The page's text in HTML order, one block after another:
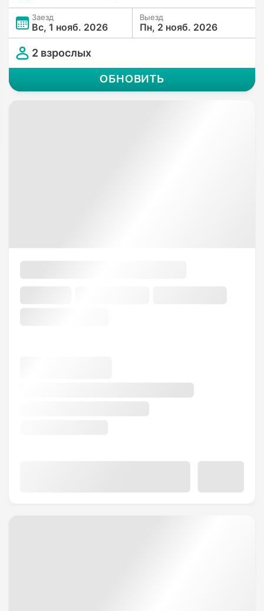
Заезд
Вс, 1 нояб. 2026
Выезд
Пн, 2 нояб. 2026
2 взрослых
ОБНОВИТЬ